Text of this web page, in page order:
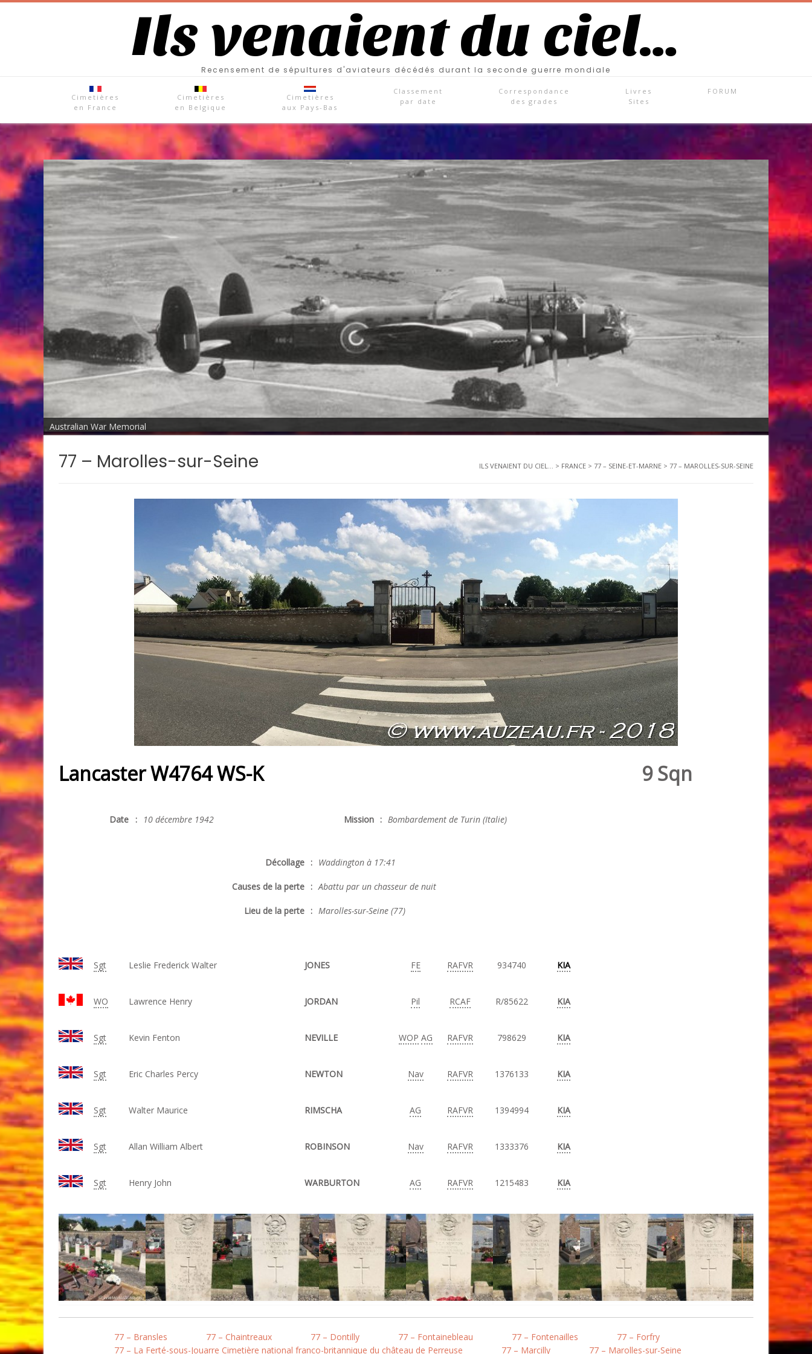
Ils venaient du ciel…
Recensement de sépultures d'aviateurs décédés durant la seconde guerre mondiale
Cimetières
en France
Cimetières
en Belgique
Cimetières
aux Pays-Bas
Classement
par date
Correspondance
des grades
Livres
Sites
FORUM
Australian War Memorial
77 – Marolles-sur-Seine ILS VENAIENT DU CIEL... > FRANCE > 77 – SEINE-ET-MARNE > 77 – MAROLLES-SUR-SEINE
Lancaster W4764 WS-K 9 Sqn
Date : 10 décembre 1942 Mission : Bombardement de Turin (Italie)
Décollage : Waddington à 17:41
Causes de la perte : Abattu par un chasseur de nuit
Lieu de la perte : Marolles-sur-Seine (77)
Sgt Leslie Frederick Walter JONES FE RAFVR 934740 KIA
WO Lawrence Henry JORDAN Pil RCAF R/85622 KIA
Sgt Kevin Fenton NEVILLE WOP AG RAFVR 798629 KIA
Sgt Eric Charles Percy NEWTON Nav RAFVR 1376133 KIA
Sgt Walter Maurice RIMSCHA AG RAFVR 1394994 KIA
Sgt Allan William Albert ROBINSON Nav RAFVR 1333376 KIA
Sgt Henry John WARBURTON AG RAFVR 1215483 KIA
77 – Bransles 77 – Chaintreaux 77 – Dontilly 77 – Fontainebleau 77 – Fontenailles
77 – Forfry
77 – La Ferté-sous-Jouarre Cimetière national franco-britannique du château de Perreuse
77 – Marcilly 77 – Marolles-sur-Seine